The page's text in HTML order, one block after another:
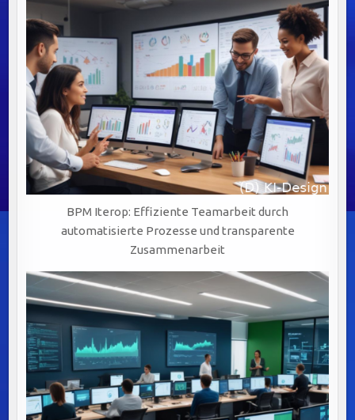
BPM Iterop: Effiziente Teamarbeit durch
automatisierte Prozesse und transparente
Zusammenarbeit